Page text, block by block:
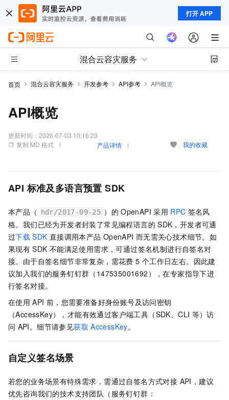
打开 APP
混合云容灾服务
首页 混合云容灾服务 开发参考 API参考 API概览
API概览
更新时间： 2026-07-03 10:16:23
复制 MD 格式
产品详情 我的收藏
API 标准及多语言预置 SDK
本产品（ hdr/2017-09-25 ）的 OpenAPI 采用 RPC 签名风
格。我们已经为开发者封装了常见编程语言的 SDK，开发者可通
过下载 SDK 直接调用本产品 OpenAPI 而无需关心技术细节。如
果现有 SDK 不能满足使用需求，可通过签名机制进行自签名对
接。由于自签名细节非常复杂，需花费 5 个工作日左右。因此建
议加入我们的服务钉钉群（147535001692），在专家指导下进
行签名对接。
在使用 API 前，您需要准备好身份账号及访问密钥
（AccessKey），才能有效通过客户端工具（SDK、CLI 等）访
问 API。细节请参见获取 AccessKey。
自定义签名场景
若您的业务场景有特殊需求，需通过自签名方式对接 API，建议
优先咨询我们的技术支持团队（服务钉钉群：